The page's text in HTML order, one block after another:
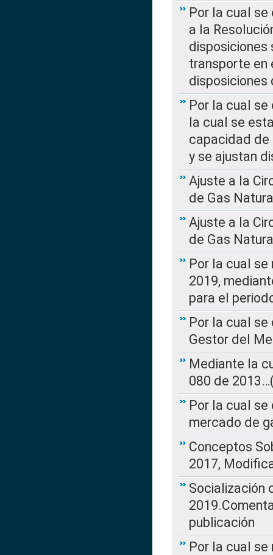
Por la cual se
a la
disposiciones
transporte en
disposiciones
Por la cual se
la cual se
capacidad de
y se ajustan
Ajuste a la
de Gas
Ajuste a la
de Gas
Por la cual se
2019,
para el
Por la cual
Gestor del
Mediante la
080 de
Por la cual
mercado de
Conceptos
2017,
Socialización
publicación
Por la cual se